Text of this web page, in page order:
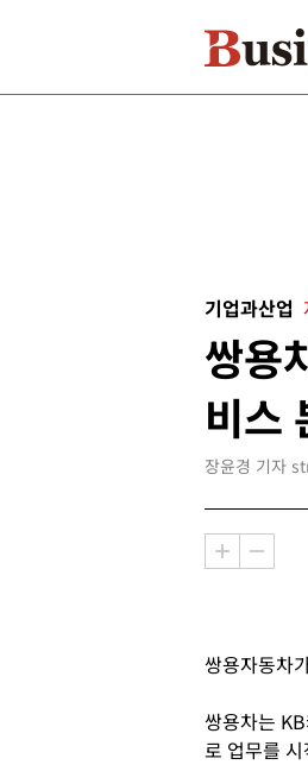
기업과산업
쌍용
비스
장윤경 기자
쌍용자동차
쌍용차는
로 업무를